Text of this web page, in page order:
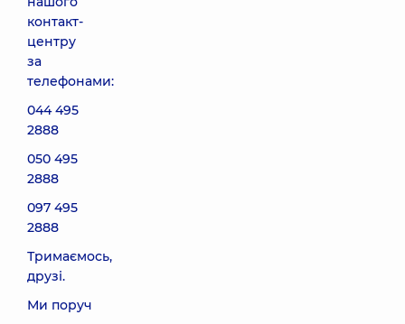
контакт-
центру
за
телефонами:
044 495
2888
050 495
2888
097 495
2888
Тримаємось,
друзі.
Ми поруч